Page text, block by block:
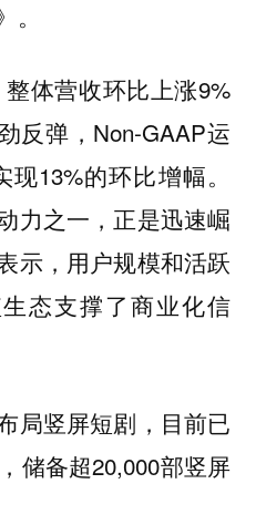
体营收环比上涨9%
反弹，Non-GAAP运
13%的环比增幅。
力之一，正是迅速崛
示，用户规模和活跃
态支撑了商业化信
局竖屏短剧， 目前已
储备超20,000部竖屏